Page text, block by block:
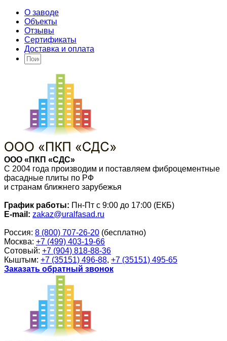
О заводе
Объекты
Отзывы
Сертификаты
Доставка и оплата
ООО «ПКП «СДС»
С 2004 года производим и поставляем фиброцементные
фасадные плиты по РФ
и странам ближнего зарубежья
График работы: Пн-Пт с 9:00 до 17:00 (ЕКБ)
E-mail: zakaz@uralfasad.ru
Россия: 8 (800) 707-26-20 (бесплатно)
Москва: +7 (499) 403-19-66
Сотовый: +7 (904) 818-88-36
Кыштым: +7 (35151) 496-88, +7 (35151) 495-65
Заказать обратный звонок